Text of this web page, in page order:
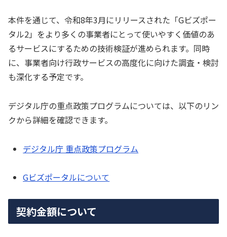
本件を通じて、令和8年3月にリリースされた「Gビズポー
タル2」をより多くの事業者にとって使いやすく価値のあ
るサービスにするための技術検証が進められます。同時
に、事業者向け行政サービスの高度化に向けた調査・検討
も深化する予定です。
デジタル庁の重点政策プログラムについては、以下のリン
クから詳細を確認できます。
デジタル庁 重点政策プログラム
Gビズポータルについて
契約金額について